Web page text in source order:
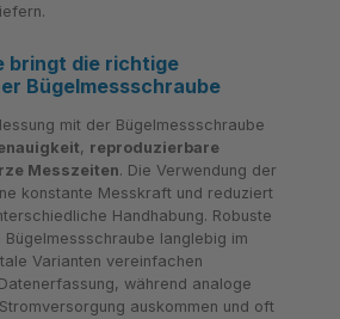
bringt die richtige
Bügelmessschraube
mit der Bügelmessschraube
, reproduzierbare
Messzeiten. Die Verwendung der
konstante Messkraft und reduziert
Handhabung. Robuste
langlebig im
Varianten vereinfachen
während analoge
auskommen und oft